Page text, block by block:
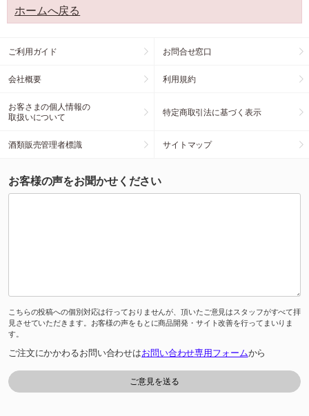
ホームへ戻る
ご利用ガイド お問合せ窓口
会社概要 利用規約
お客さまの個人情報の
取扱いについて
特定商取引法に基づく表示
酒類販売管理者標識 サイトマップ
お客様の声をお聞かせください
こちらの投稿への個別対応は行っておりませんが、頂いたご意見はスタッフがすべて拝
見させていただきます。お客様の声をもとに商品開発・サイト改善を行ってまいりま
す。
ご注文にかかわるお問い合わせはお問い合わせ専用フォームから